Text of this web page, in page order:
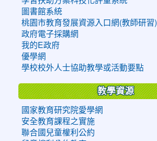
圖書館系統
桃園市教育發展資源入口網(教師研習)
政府電子採購網
我的E政府
優學網
學校校外人士協助教學或活動要點
教學資源
國家教育研究院愛學網
安全教育課程之實施
聯合國兒童權利公約